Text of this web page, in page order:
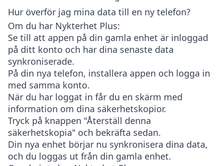
Hur överför jag mina data till en ny telefon?
Om du har Nykterhet Plus:
Se till att appen på din gamla enhet är inloggad
på ditt konto och har dina senaste data
synkroniserade.
På din nya telefon, installera appen och logga in
med samma konto.
När du har loggat in får du en skärm med
information om dina säkerhetskopior.
Tryck på knappen "Återställ denna
säkerhetskopia" och bekräfta sedan.
Din nya enhet börjar nu synkronisera dina data,
och du loggas ut från din gamla enhet.